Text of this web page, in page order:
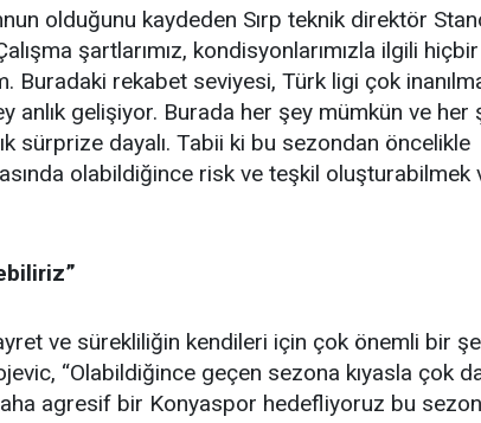
olduğunu kaydeden Sırp teknik direktör
şartlarımız, kondisyonlarımızla ilgili
Buradaki rekabet seviyesi, Türk ligi çok
anlık gelişiyor. Burada her şey mümkün ve her
sürprize dayalı. Tabii ki bu sezondan öncelikle
olabildiğince risk ve teşkil oluşturabilmek
ve sürekliliğin kendileri için çok önemli bir
“Olabildiğince geçen sezona kıyasla çok
agresif bir Konyaspor hedefliyoruz bu